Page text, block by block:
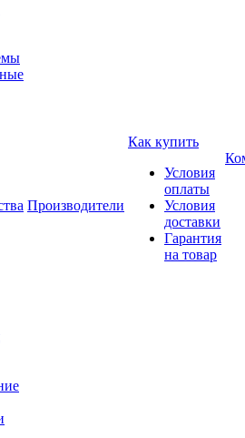
Производители
Как купить
Условия
оплаты
Условия
доставки
Гарантия
на товар